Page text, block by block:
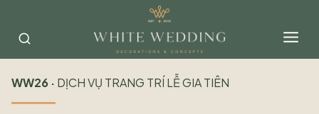
content
WW26 · DỊCH VỤ TRANG TRÍ LỄ GIA TIÊN